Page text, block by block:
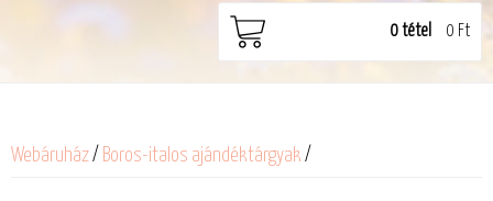
0tétel 0 Ft
Webáruház/ Boros-italos ajándéktárgyak /